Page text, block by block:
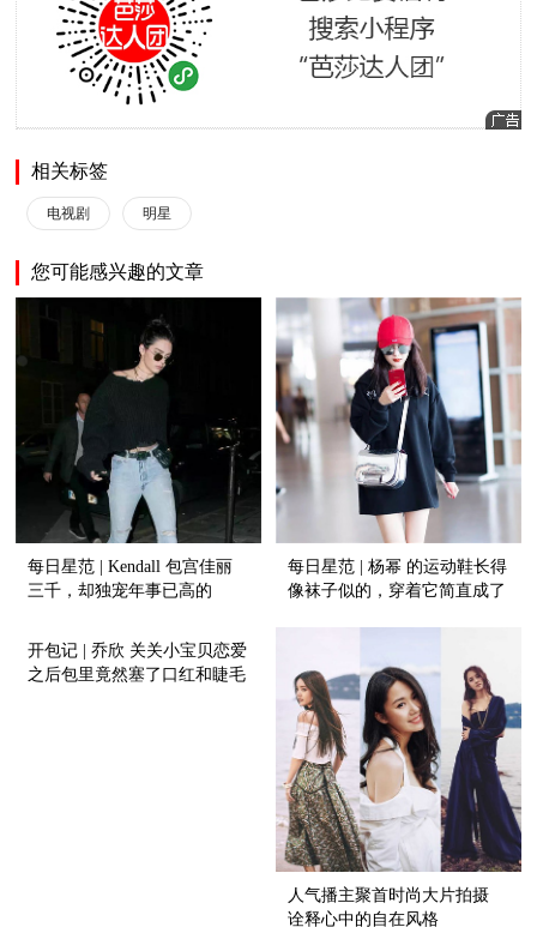
相关标签
电视剧 明星
您可能感兴趣的文章
每日星范 | Kendall 包宫佳丽
三千，却独宠年事已高的
每日星范 | 杨幂 的运动鞋长得
像袜子似的，穿着它简直成了
开包记 | 乔欣 关关小宝贝恋爱
之后包里竟然塞了口红和睫毛
人气播主聚首时尚大片拍摄
诠释心中的自在风格